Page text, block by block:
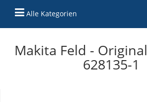
Alle Kategorien
Makita Feld -
628135-1